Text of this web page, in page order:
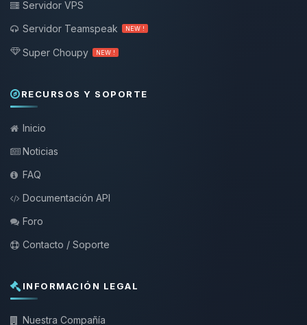
Servidor VPS
Servidor Teamspeak
NEW !
Super Choupy NEW !
RECURSOS Y SOPORTE
Inicio
Noticias
FAQ
Documentación API
Foro
Contacto / Soporte
INFORMACIÓN LEGAL
Nuestra Compañía